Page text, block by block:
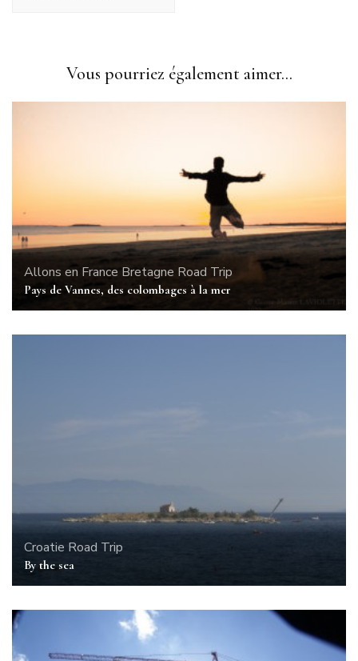
Vous pourriez également aimer...
Allons en France Bretagne Road Trip
Pays de Vannes, des colombages à la mer
Croatie Road Trip
By the sea